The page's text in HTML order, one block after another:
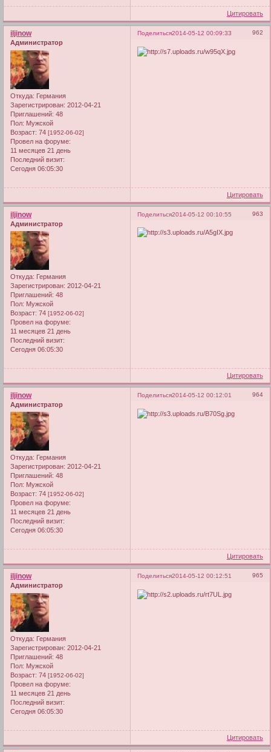
Цитировать
Поделиться 962
2014-05-12 00:09:33
iljinow
Администратор
Откуда: Германия
Зарегистрирован: 2012-04-21
Приглашений: 48
Пол: Мужской
Возраст: 74 [1952-06-02]
Провел на форуме:
11 месяцев 21 день
Последний визит:
Сегодня 06:05:30
Цитировать
Поделиться 963
2014-05-12 00:10:55
iljinow
Администратор
Откуда: Германия
Зарегистрирован: 2012-04-21
Приглашений: 48
Пол: Мужской
Возраст: 74 [1952-06-02]
Провел на форуме:
11 месяцев 21 день
Последний визит:
Сегодня 06:05:30
Цитировать
Поделиться 964
2014-05-12 00:12:01
iljinow
Администратор
Откуда: Германия
Зарегистрирован: 2012-04-21
Приглашений: 48
Пол: Мужской
Возраст: 74 [1952-06-02]
Провел на форуме:
11 месяцев 21 день
Последний визит:
Сегодня 06:05:30
Цитировать
Поделиться 965
2014-05-12 00:12:51
iljinow
Администратор
Откуда: Германия
Зарегистрирован: 2012-04-21
Приглашений: 48
Пол: Мужской
Возраст: 74 [1952-06-02]
Провел на форуме:
11 месяцев 21 день
Последний визит:
Сегодня 06:05:30
Цитировать